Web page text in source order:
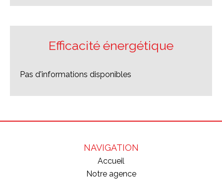
Efficacité énergétique
Pas d'informations disponibles
NAVIGATION
Accueil
Notre agence